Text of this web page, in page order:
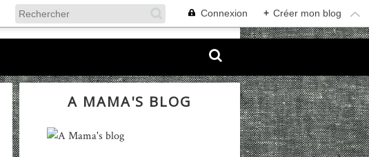
Connexion + Créer mon blog
A MAMA'S BLOG